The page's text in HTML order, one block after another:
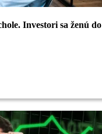
Investori sa ženú do